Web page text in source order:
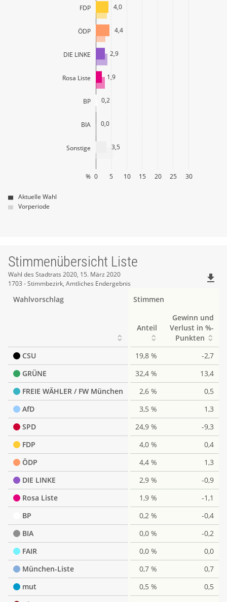
FDP
ÖDP
DIE LINKE
Rosa Liste
BP
BIA
Sonstige
0 5 10 15 20 25 30
%
4,0
4,4
2,9
1,9
0,2
0,0
3,5
Aktuelle Wahl
Vorperiode
Stimmenübersicht Liste
Stimmenübersicht
Liste
Wahl des Stadtrats 2020, 15. März 2020
1703 - Stimmbezirk, Amtliches Endergebnis
file_download
Wahlvorschlag Stimmen
Anteil
Gewinn und
Verlust in %-
Punkten
CSU
19,8 %
-2,7
GRÜNE
32,4 %
13,4
FREIE WÄHLER / FW München
2,6 %
0,5
AfD
3,5 %
1,3
SPD
24,9 %
-9,3
FDP
4,0 %
0,4
ÖDP
4,4 %
1,3
DIE LINKE
2,9 %
-0,9
Rosa Liste
1,9 %
-1,1
BP
0,2 %
-0,4
BIA
0,0 %
-0,2
FAIR
0,0 %
0,0
München-Liste
0,7 %
0,7
mut
0,5 %
0,5